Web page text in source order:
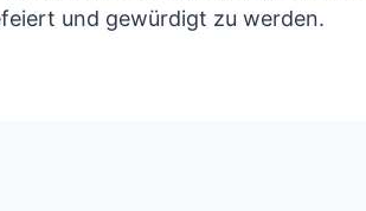
und gewürdigt zu werden.